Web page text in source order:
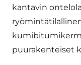
kantavin
puurakenteiset